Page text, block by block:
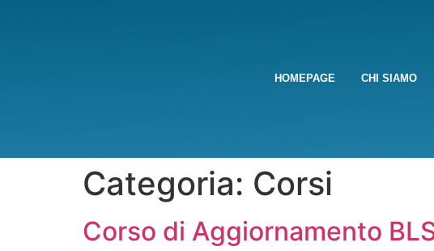
HOMEPAGE CHI SIAMO
Categoria: Corsi
Corso di Aggiornamento